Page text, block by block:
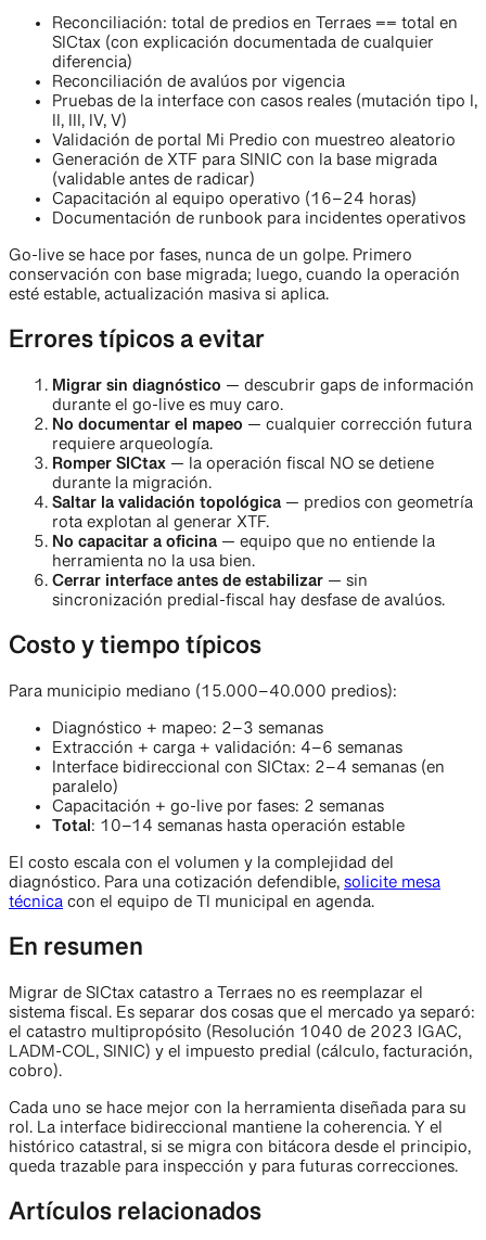
Reconciliación: total de predios en Terraes == total en
SICtax (con explicación documentada de cualquier
diferencia)
Reconciliación de avalúos por vigencia
Pruebas de la interface con casos reales (mutación tipo I,
II, III, IV, V)
Validación de portal Mi Predio con muestreo aleatorio
Generación de XTF para SINIC con la base migrada
(validable antes de radicar)
Capacitación al equipo operativo (16–24 horas)
Documentación de runbook para incidentes operativos
Go-live se hace por fases, nunca de un golpe. Primero
conservación con base migrada; luego, cuando la operación
esté estable, actualización masiva si aplica.
Errores típicos a evitar
Migrar sin diagnóstico — descubrir gaps de información
durante el go-live es muy caro.
No documentar el mapeo — cualquier corrección futura
requiere arqueología.
Romper SICtax — la operación fiscal NO se detiene
durante la migración.
Saltar la validación topológica — predios con geometría
rota explotan al generar XTF.
No capacitar a oficina — equipo que no entiende la
herramienta no la usa bien.
Cerrar interface antes de estabilizar — sin
sincronización predial-fiscal hay desfase de avalúos.
Costo y tiempo típicos
Para municipio mediano (15.000–40.000 predios):
Diagnóstico + mapeo: 2–3 semanas
Extracción + carga + validación: 4–6 semanas
Interface bidireccional con SICtax: 2–4 semanas (en
paralelo)
Capacitación + go-live por fases: 2 semanas
Total: 10–14 semanas hasta operación estable
El costo escala con el volumen y la complejidad del
diagnóstico. Para una cotización defendible, solicite mesa
técnica con el equipo de TI municipal en agenda.
En resumen
Migrar de SICtax catastro a Terraes no es reemplazar el
sistema fiscal. Es separar dos cosas que el mercado ya separó:
el catastro multipropósito (Resolución 1040 de 2023 IGAC,
LADM-COL, SINIC) y el impuesto predial (cálculo, facturación,
cobro).
Cada uno se hace mejor con la herramienta diseñada para su
rol. La interface bidireccional mantiene la coherencia. Y el
histórico catastral, si se migra con bitácora desde el principio,
queda trazable para inspección y para futuras correcciones.
Artículos relacionados